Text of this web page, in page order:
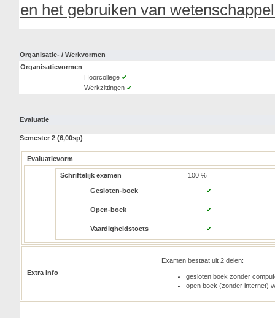
en het gebruiken van
Organisatie- / Werkvormen
Organisatievormen
Hoorcollege ✔
Werkzittingen ✔
Evaluatie
Semester 2 (6,00sp)
Evaluatievorm
Schriftelijk examen 100 %
Gesloten-boek ✔
Open-boek ✔
Vaardigheidstoets ✔
Extra info
Examen bestaat uit 2 delen:
gesloten boek zonder
open boek (zonder internet)